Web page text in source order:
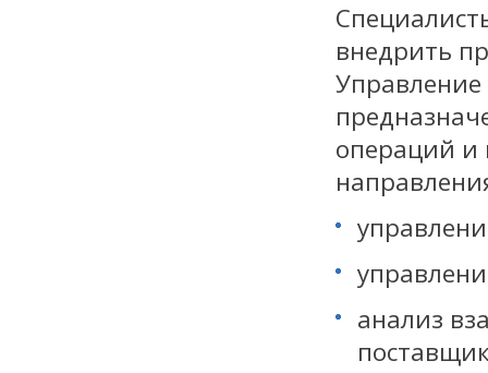
внедрить
операций и
анализ